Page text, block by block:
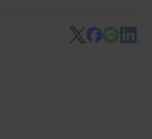
側からも連携強化を持
の一つ。